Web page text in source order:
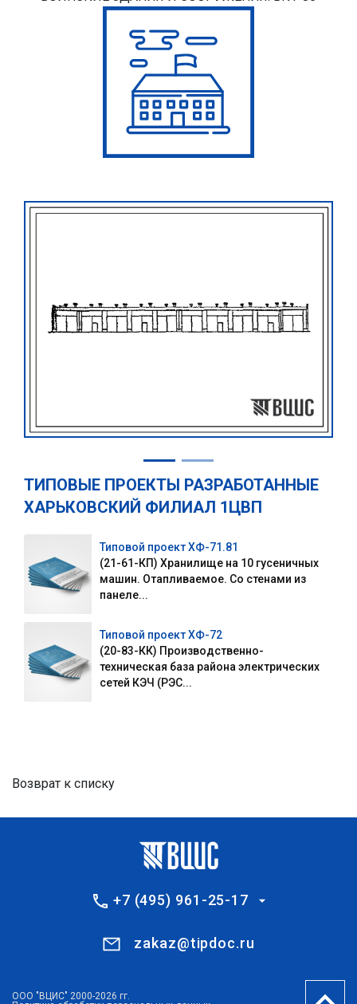
ТИПОВЫЕ ПРОЕКТЫ РАЗРАБОТАННЫЕ
ХАРЬКОВСКИЙ ФИЛИАЛ 1ЦВП
Типовой проект ХФ-71.81
(21-61-КП) Хранилище на 10 гусеничных
машин. Отапливаемое. Со стенами из
панеле...
Типовой проект ХФ-72
(20-83-КК) Производственно-
техническая база района электрических
сетей КЭЧ (РЭС...
Возврат к списку
+7 (495) 961-25-17
zakaz@tipdoc.ru
ООО "ВЦИС" 2000-2026 гг.